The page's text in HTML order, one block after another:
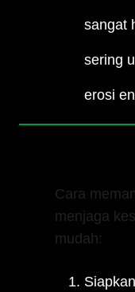
sangat
sering
erosi
Cara
menjaga
mudah: